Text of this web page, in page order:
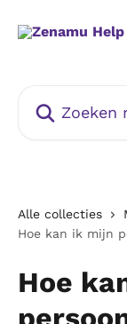
Alle collecties
Hoe kan ik mijn
Hoe